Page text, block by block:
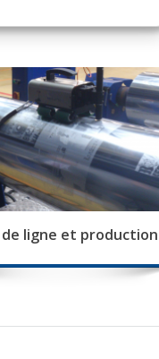
ligne et production